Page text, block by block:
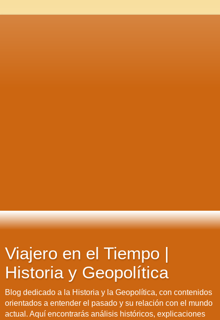
Viajero en el Tiempo |
Historia y Geopolítica
Blog dedicado a la Historia y la Geopolítica, con contenidos
orientados a entender el pasado y su relación con el mundo
actual. Aquí encontrarás análisis históricos, explicaciones